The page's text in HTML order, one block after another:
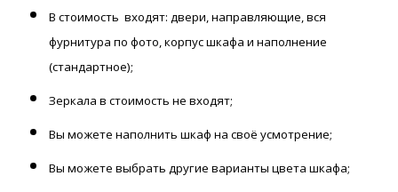
В стоимость входят: двери, направляющие, вся
фурнитура по фото, корпус шкафа и наполнение
(стандартное);
Зеркала в стоимость не входят;
Вы можете наполнить шкаф на своё усмотрение;
Вы можете выбрать другие варианты цвета шкафа;